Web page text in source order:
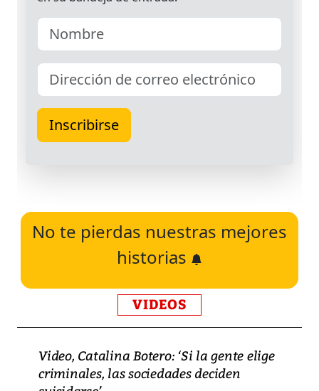
No te pierdas nuestras mejores
historias
VIDEOS
Video, Catalina Botero: ‘Si la gente elige
criminales, las sociedades deciden